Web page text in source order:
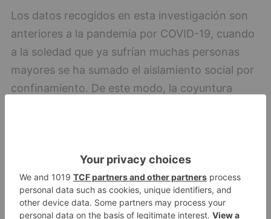
Los datos recogidos en esta investigación son
anteriores a la pandemia por COVID-19, cuando
a la soledad que ya sufrían muchas personas
mayores se ha sumado el aislamiento social por
confinamiento. De este modo, la coyuntura
Más allá de la encuesta, durante este período, el
Programa de Personas Mayores de la Fundación
"la Caixa" ha realizado un seguimiento de